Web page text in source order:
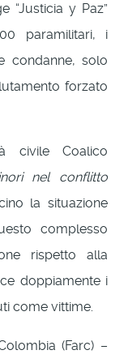
“Justicia y Paz”
paramilitari, i
condanne, solo
forzato
civile Coalico
nel conflitto
la situazione
complesso
rispetto alla
doppiamente i
come vittime.
(Farc) –